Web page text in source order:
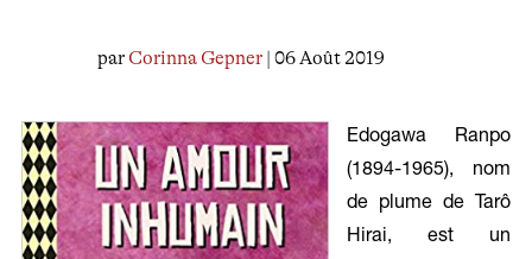
parCorinna Gepner | 06 Août 2019
Edogawa Ranpo
(1894-1965), nom
de plume de Tarô
Hirai, est un